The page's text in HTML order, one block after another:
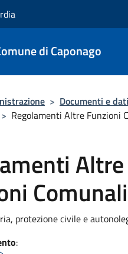
di Caponago
> Documenti e dati
> Regolamenti Altre Funzioni
Altre
Comunali
protezione civile e
: